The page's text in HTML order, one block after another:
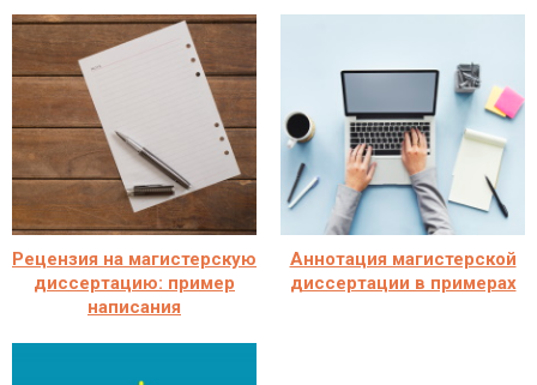
Рецензия на магистерскую
диссертацию: пример
написания
Аннотация магистерской
диссертации в примерах